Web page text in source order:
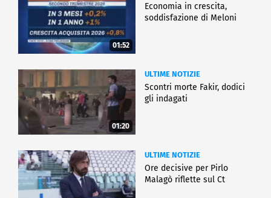
01:52
Economia in crescita,
soddisfazione di Meloni
01:20
ULTIME NOTIZIE
Scontri morte Fakir, dodici
gli indagati
ULTIME NOTIZIE
Ore decisive per Pirlo
Malagò riflette sul Ct